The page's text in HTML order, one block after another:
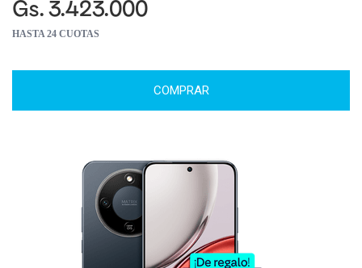
Gs. 3.423.000
HASTA 24 CUOTAS
COMPRAR